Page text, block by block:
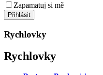
Zapamatuj si mě
Rychlovky
Rychlovky